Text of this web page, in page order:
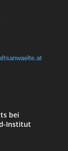
bei
Institut